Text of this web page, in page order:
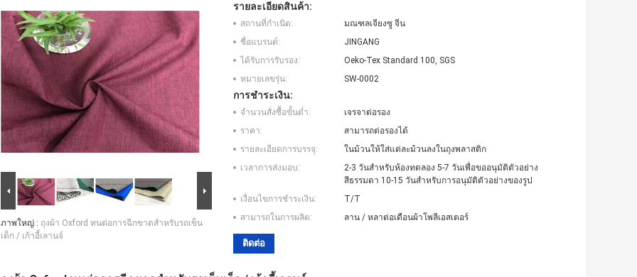
ภาพใหญ่ : ถุงผ้า Oxford ทนต่อการฉีกขาดสำหรับรถเข็น
เด็ก / เก้าอี้เลานจ์
รายละเอียดสินค้า:
สถานที่กำเนิด:
มณฑลเจียงซู จีน
ชื่อแบรนด์:
JINGANG
ได้รับการรับรอง:
Oeko-Tex Standard 100, SGS
หมายเลขรุ่น:
SW-0002
การชำระเงิน:
จำนวนสั่งซื้อขั้นต่ำ:
เจรจาต่อรอง
ราคา:
สามารถต่อรองได้
รายละเอียดการบรรจุ:
ในม้วนให้ใส่แต่ละม้วนลงในถุงพลาสติก
เวลาการส่งมอบ:
2-3 วันสำหรับห้องทดลอง 5-7 วันเพื่อขออนุมัติตัวอย่าง
สีธรรมดา 10-15 วันสำหรับการอนุมัติตัวอย่างของรูป
เงื่อนไขการชำระเงิน:
T/T
สามารถในการผลิต:
ลาน / หลาต่อเดือนผ้าโพลีเอสเตอร์
ติดต่อ